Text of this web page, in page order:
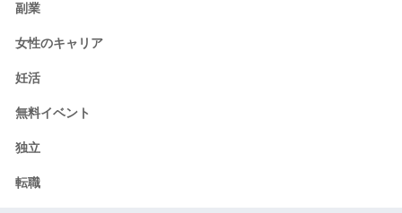
副業
女性のキャリア
妊活
無料イベント
独立
転職